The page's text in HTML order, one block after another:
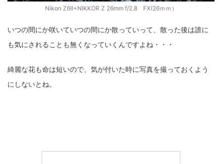
Nikon Z6II+NIKKOR Z 26mm f/2.8 FX(26ｍｍ）
いつの間にか咲いていつの間にか散っていって、散った後は誰に
も気にされることも無くなっていくんですよね・・・
綺麗な花も命は短いので、気が付いた時に写真を撮っておくよう
にしないとね。